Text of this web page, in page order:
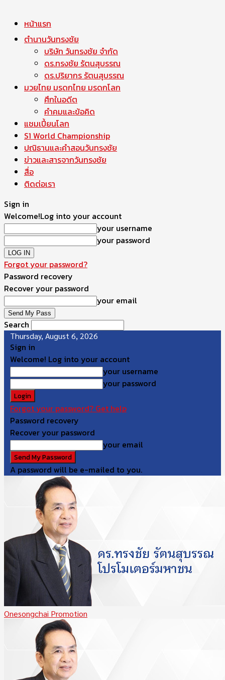
หน้าแรก
ตำนานวันทรงชัย
บริษัท วันทรงชัย จำกัด
ดร.ทรงชัย รัตนสุบรรณ
ดร.ปริยากร รัตนสุบรรณ
มวยไทย มรดกไทย มรดกโลก
ศึกในอดีต
คำคมและข้อคิด
แชมเปี้ยนโลก
S1 World Championship
ปณิธานและคำสอนวันทรงชัย
ข่าวและสารจากวันทรงชัย
สื่อ
ติดต่อเรา
Sign in
Welcome!Log into your account
your username
your password
Forgot your password?
Password recovery
Recover your password
your email
Search
Thursday, August 6, 2026
Sign in
Welcome! Log into your account
your username
your password
Forgot your password? Get help
Password recovery
Recover your password
your email
A password will be e-mailed to you.
Onesongchai Promotion